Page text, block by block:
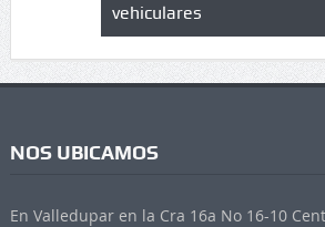
vehiculares
NOS UBICAMOS
En Valledupar en la Cra 16a No 16-10